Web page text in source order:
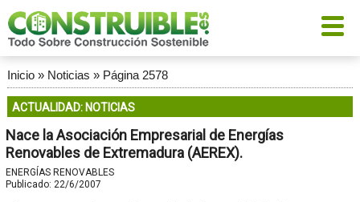
Inicio» Noticias » Página 2578
ACTUALIDAD: NOTICIAS
Nace la Asociación Empresarial de Energías
Renovables de Extremadura (AEREX).
ENERGÍAS RENOVABLES
Publicado: 22/6/2007